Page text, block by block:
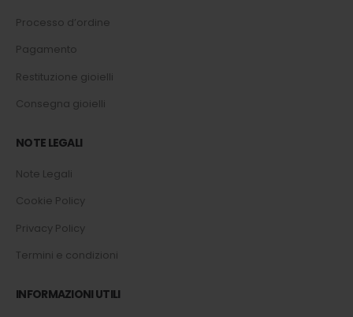
Processo d’ordine
Pagamento
Restituzione gioielli
Consegna gioielli
NOTE LEGALI
Note Legali
Cookie Policy
Privacy Policy
Termini e condizioni
INFORMAZIONI UTILI